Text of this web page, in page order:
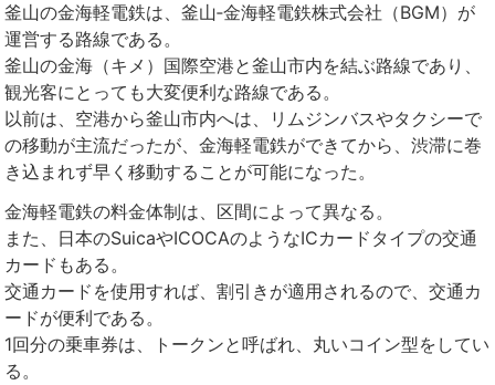
釜山の金海軽電鉄は、釜山‐金海軽電鉄株式会社（BGM）が
運営する路線である。
釜山の金海（キメ）国際空港と釜山市内を結ぶ路線であり、
観光客にとっても大変便利な路線である。
以前は、 空港から釜山市内へは、リムジンバスやタクシーで
の移動が主流だったが、金海軽電鉄ができてから、渋滞に巻
き込まれず早く移動することが可能になった。
金海軽電鉄の料金体制は、区間によって異なる。
また、日本のSuicaやICOCAのようなICカードタイプの交通
カードもある。
交通カードを使用すれば、割引きが適用されるので、交通カ
ードが便利である。
1回分の乗車券は、トークンと呼ばれ、丸いコイン型をしてい
る。